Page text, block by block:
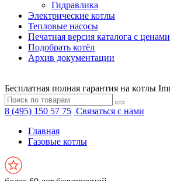
Гидравлика
Электрические котлы
Тепловые насосы
Печатная версия каталога с ценами
Подобрать котёл
Архив документации
Бесплатная полная гарантия на котлы
8 (495) 150 57 75 Связаться с нами
Главная
Газовые котлы